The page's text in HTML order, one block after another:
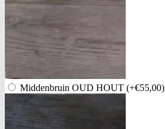
Middenbruin OUD HOUT (+€55,00)